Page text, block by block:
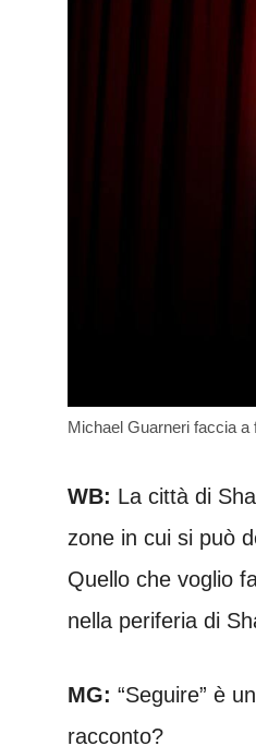
Michael Guarneri faccia a
WB: La città di
zone in cui si può
Quello che voglio
nella periferia di
MG: “Seguire” è
racconto?